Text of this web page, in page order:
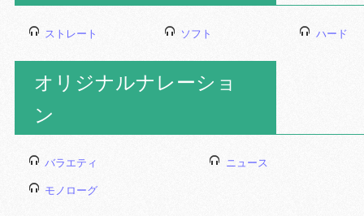
ストレート ソフト ハード
オリジナルナレーショ
ン
バラエティ
ニュース
モノローグ